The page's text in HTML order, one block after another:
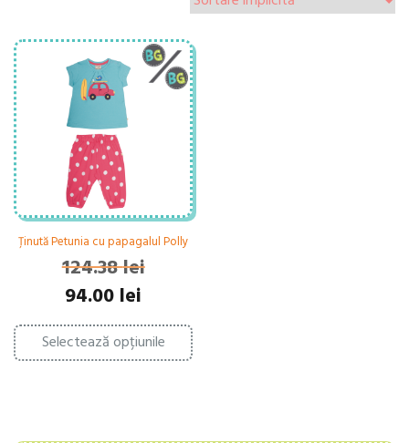
Ținută Petunia cu papagalul Polly
124.38lei
Prețul
inițial
a
fost:
124.38 lei.
94.00 lei
este:
94.00 lei.
Selectează opțiunile
Acest
produs
are
pot